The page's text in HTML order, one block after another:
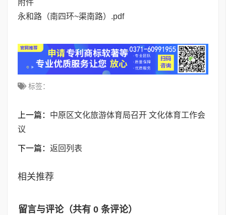
附件
永和路（南四环~渠南路）.pdf
标签：
上一篇： 中原区文化旅游体育局召开 文化体育工作会
议
下一篇： 返回列表
相关推荐
留言与评论（共有 0 条评论）